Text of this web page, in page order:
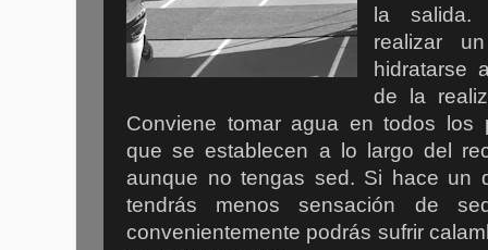
la salida.
realizar
hidratarse
de la
Conviene tomar agua en todos los
que se establecen a lo largo del
aunque no tengas sed. Si hace un
tendrás menos sensación de
convenientemente podrás sufrir